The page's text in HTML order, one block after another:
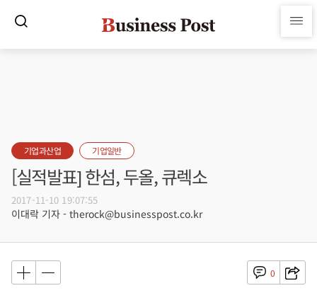
기업과산업 기업일반
[실적발표] 한섬, 두올, 큐렉소
2017-11-10 19:07:55
이대락 기자 - therock@businesspost.co.kr
0